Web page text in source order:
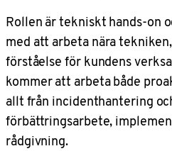
Rollen är tekniskt hands-on
med att arbeta nära
förståelse för kundens
kommer att arbeta både
allt från incidenthantering
förbättringsarbete,
rådgivning.